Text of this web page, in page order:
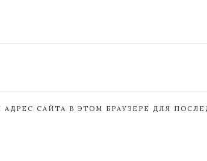
АДРЕС САЙТА В ЭТОМ БРАУЗЕРЕ ДЛЯ